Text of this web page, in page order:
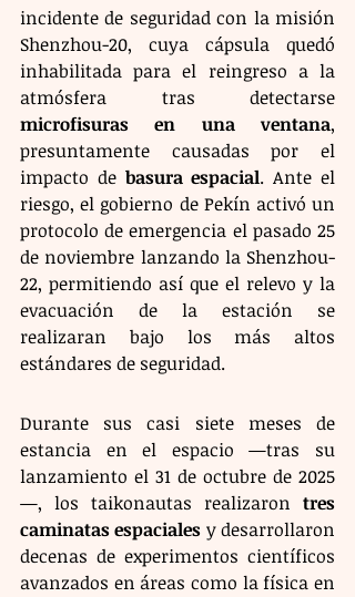
incidente de seguridad con la misión
Shenzhou-20, cuya cápsula quedó
inhabilitada para el reingreso a la
microfisuras en una ventana,
presuntamente causadas por el
impacto de basura espacial. Ante el
riesgo, el gobierno de Pekín activó un
protocolo de emergencia el pasado 25
de noviembre lanzando la Shenzhou-
22, permitiendo así que el relevo y la
evacuación de la estación se
realizaran bajo los más altos
estándares de seguridad.
Durante sus casi siete meses de
estancia en el espacio —tras su
lanzamiento el 31 de octubre de 2025
—, los taikonautas realizaron tres
caminatas espaciales y desarrollaron
decenas de experimentos científicos
avanzados en áreas como la física en